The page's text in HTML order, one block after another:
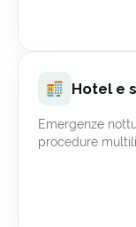
Hotel e
Emergenze
procedure